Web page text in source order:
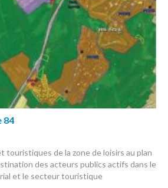
84
touristiques de la zone de loisirs au plan
des acteurs publics actifs dans le
et le secteur touristique